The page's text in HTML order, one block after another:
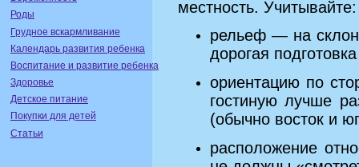
Роды
Грудное вскармливание
Календарь развития ребенка
Воспитание и развитие ребенка
Здоровье
Детское питание
Покупки для детей
Статьи
местность. Учитывайте:
рельеф — на
дорогая
ориентацию по
гостиную лучше
(обычно восток и
расположение